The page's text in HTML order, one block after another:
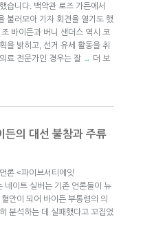
습니다. 백악관 로즈 가든에서
불러모아 기자 회견을 열기도 했
바이든과 버니 샌더스 역시 코
을 밝히고, 선거 유세 활동을 취
료 전문가인 경우는 잘 → 더 보
든의 대선 불참과 주류
론 <파이브서티에잇
이트 실버는 기존 언론들이 뉴
안이 되어 바이든 부통령의 의
분석하는 데 실패했다고 꼬집었